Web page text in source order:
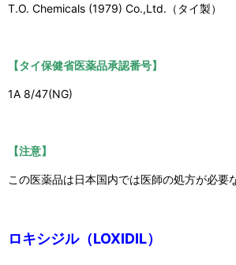
T.O. Chemicals (1979) Co.,Ltd.（タイ製）
【タイ保健省医薬品承認番号】
1A 8/47(NG)
【注意】
この医薬品は日本国内では医師の処方が必
ロキシジル（LOXIDIL）